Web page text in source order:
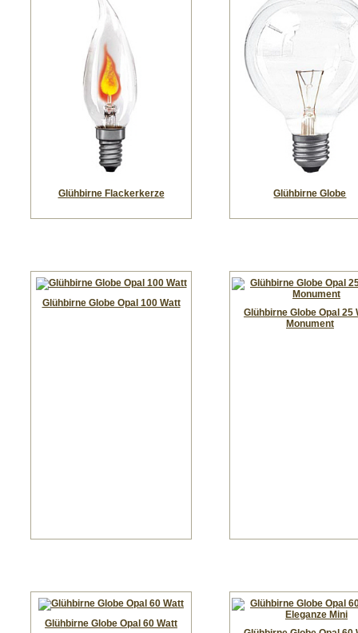
Glühbirne Flackerkerze Glühbirne Globe
Glühbirne Globe Opal 100 Watt
Glühbirne Globe Opal 25
Monument
Glühbirne Globe Opal 60 Watt